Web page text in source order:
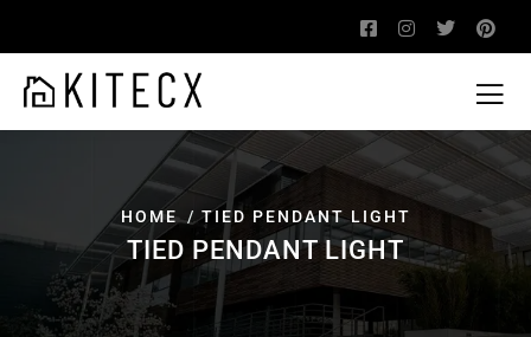
HOME TIED PENDANT LIGHT
TIED PENDANT LIGHT